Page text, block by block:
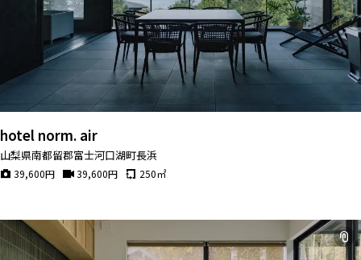
hotel norm. air
山梨県南都留郡富士河口湖町長浜
39,600円 39,600円 250㎡